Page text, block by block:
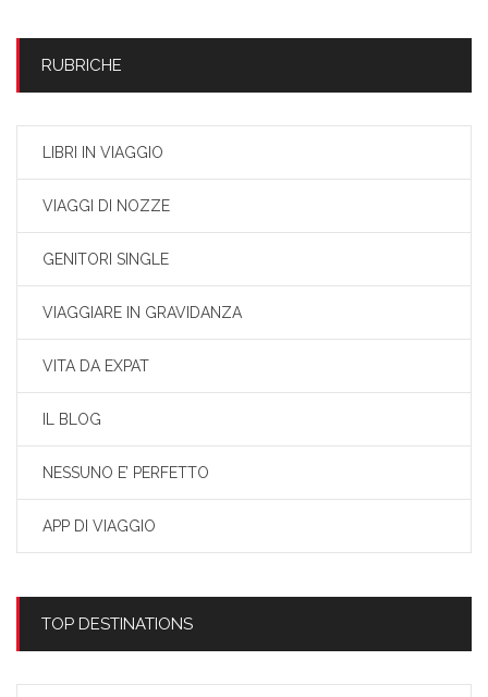
RUBRICHE
LIBRI IN VIAGGIO
VIAGGI DI NOZZE
GENITORI SINGLE
VIAGGIARE IN GRAVIDANZA
VITA DA EXPAT
IL BLOG
NESSUNO E’ PERFETTO
APP DI VIAGGIO
TOP DESTINATIONS